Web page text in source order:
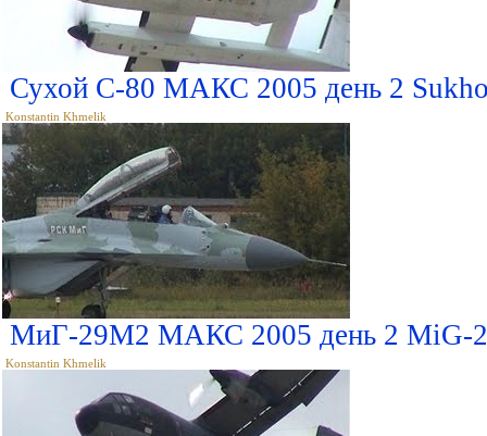
Сухой С-80 МАКС 2005 день 2
Konstantin Khmelik
МиГ-29М2 МАКС 2005 день 2 MiG-
Konstantin Khmelik